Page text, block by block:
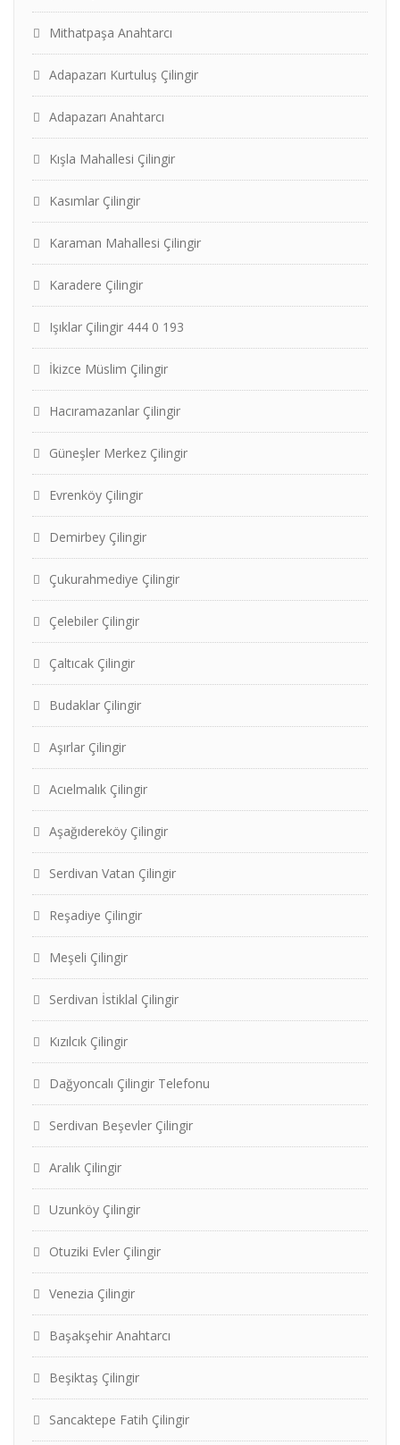
Mithatpaşa Anahtarcı
Adapazarı Kurtuluş Çilingir
Adapazarı Anahtarcı
Kışla Mahallesi Çilingir
Kasımlar Çilingir
Karaman Mahallesi Çilingir
Karadere Çilingir
Işıklar Çilingir 444 0 193
İkizce Müslim Çilingir
Hacıramazanlar Çilingir
Güneşler Merkez Çilingir
Evrenköy Çilingir
Demirbey Çilingir
Çukurahmediye Çilingir
Çelebiler Çilingir
Çaltıcak Çilingir
Budaklar Çilingir
Aşırlar Çilingir
Acıelmalık Çilingir
Aşağıdereköy Çilingir
Serdivan Vatan Çilingir
Reşadiye Çilingir
Meşeli Çilingir
Serdivan İstiklal Çilingir
Kızılcık Çilingir
Dağyoncalı Çilingir Telefonu
Serdivan Beşevler Çilingir
Aralık Çilingir
Uzunköy Çilingir
Otuziki Evler Çilingir
Venezia Çilingir
Başakşehir Anahtarcı
Beşiktaş Çilingir
Sancaktepe Fatih Çilingir